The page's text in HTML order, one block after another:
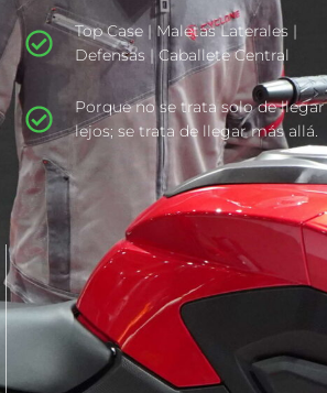
Top Case | Maletas Laterales |
Defensas | Caballete Central
Porque no se trata solo de llegar
lejos; se trata de llegar más allá.